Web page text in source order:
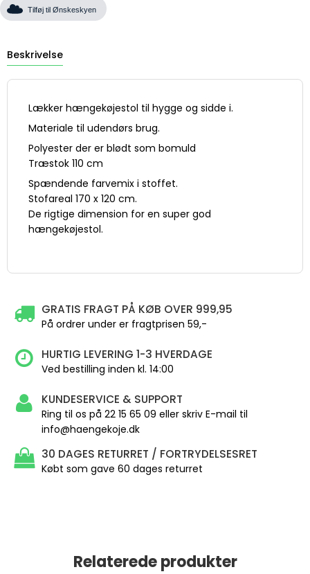
Tilføj til Ønskeskyen
Beskrivelse
Lækker hængekøjestol til hygge og sidde i.
Materiale til udendørs brug.
Polyester der er blødt som bomuld
Træstok 110 cm
Spændende farvemix i stoffet.
Stofareal 170 x 120 cm.
De rigtige dimension for en super god
hængekøjestol.
GRATIS FRAGT PÅ KØB OVER 999,95
På ordrer under er fragtprisen 59,-
HURTIG LEVERING 1-3 HVERDAGE
Ved bestilling inden kl. 14:00
KUNDESERVICE & SUPPORT
Ring til os på 22 15 65 09 eller skriv E-mail til
info@haengekoje.dk
30 DAGES RETURRET / FORTRYDELSESRET
Købt som gave 60 dages returret
Relaterede produkter